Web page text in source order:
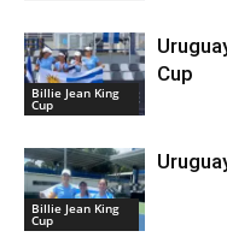
Billie Jean King
Cup
Cup
Billie Jean King
Cup